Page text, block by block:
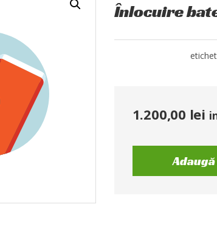
Înlocuire
1.200,00 lei